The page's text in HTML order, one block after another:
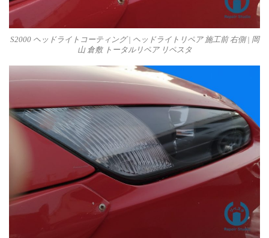
S2000 ヘッドライトコーティング | ヘッドライトリペア 施工前 右側 | 岡
山 倉敷 トータルリペア リペスタ